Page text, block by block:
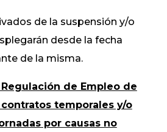
de la suspensión y/o
desde la fecha
de la misma.
de Empleo de
temporales y/o
por causas no